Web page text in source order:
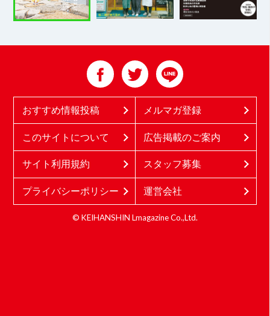
おすすめ情報投稿 メルマガ登録
このサイトについて 広告掲載のご案内
サイト利用規約 スタッフ募集
プライバシーポリシー 運営会社
© KEIHANSHIN Lmagazine Co.,Ltd.